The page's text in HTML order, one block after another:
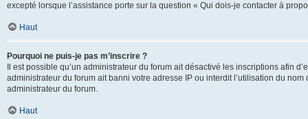
excepté lorsque l’assistance porte sur la question « Qui dois-je contacter à
Haut
Pourquoi ne puis-je pas m’inscrire ?
Il est possible qu’un administrateur du forum ait désactivé les inscriptions afin
administrateur du forum ait banni votre adresse IP ou interdit l’utilisation du
administrateur du forum.
Haut